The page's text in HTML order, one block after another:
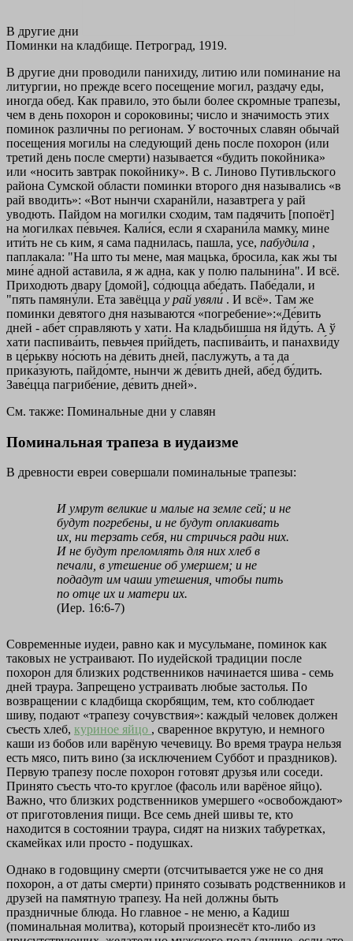
В другие дни
Поминки на кладбище. Петроград, 1919.
В другие дни проводили панихиду, литию или поминание на
литургии, но прежде всего посещение могил, раздачу еды,
иногда обед. Как правило, это были более скромные трапезы,
чем в день похорон и сороковины; число и значимость этих
поминок различны по регионам. У восточных славян обычай
посещения могилы на следующий день после похорон (или
третий день после смерти) называется «будить покойника»
или «носить завтрак покойнику». В с. Линово Путивльского
района Сумской области поминки второго дня назывались «в
рай вводить»: «Вот нынчи схаранйли, назавтрега у рай
уводють. Пайдом на могилки сходим, там падячить [попоёт]
на могилках пе́вьчея. Кали́ся, если я схарани́ла мамку, мине
ити́ть не сь ким, я сама паднилась, пашла, усе, пабуди́ла ,
паплакала: "На што ты мене, мая мацька, бросила, как жы ты
мине́ адной аставила, я ж адна, как у полю палыни́на". И всё.
Приходють двару [домой], со́дюцца абе́дать. Пабе́дали, и
"пять памяну́ли. Ета завёцца у рай увяли́ . И всё». Там же
поминки девятого дня называются «погребение»:«Де́вить
дней - абе́т справляють у хати. На кладьбишша ня йду́ть. А ў
хати паспива́ить, певьчея при́йдеть, паспива́ить, и панахви́ду
в це́рькву но́сють на де́вить дней, паслужуть, а та да
прика́зують, пайдо́мте, нынчи ж де́вить дней, абе́д бу́дить.
Заве́цца пагрибе́ние, де́вить дней».
См. также: Поминальные дни у славян
Поминальная трапеза в иудаизме
В древности евреи совершали поминальные трапезы:
И умрут великие и малые на земле сей; и не
будут погребены, и не будут оплакивать
их, ни терзать себя, ни стричься ради них.
И не будут преломлять для них хлеб в
печали, в утешение об умершем; и не
подадут им чаши утешения, чтобы пить
по отце их и матери их.
(Иер. 16:6-7)
Современные иудеи, равно как и мусульмане, поминок как
таковых не устраивают. По иудейской традиции после
похорон для близких родственников начинается шива - семь
дней траура. Запрещено устраивать любые застолья. По
возвращении с кладбища скорбящим, тем, кто соблюдает
шиву, подают «трапезу сочувствия»: каждый человек должен
съесть хлеб, куриное яйцо , сваренное вкрутую, и немного
каши из бобов или варёную чечевицу. Во время траура нельзя
есть мясо, пить вино (за исключением Суббот и праздников).
Первую трапезу после похорон готовят друзья или соседи.
Принято съесть что-то круглое (фасоль или варёное яйцо).
Важно, что близких родственников умершего «освобождают»
от приготовления пищи. Все семь дней шивы те, кто
находится в состоянии траура, сидят на низких табуретках,
скамейках или просто - подушках.
Однако в годовщину смерти (отсчитывается уже не со дня
похорон, а от даты смерти) принято созывать родственников и
друзей на памятную трапезу. На ней должны быть
праздничные блюда. Но главное - не меню, а Кадиш
(поминальная молитва), который произнесёт кто-либо из